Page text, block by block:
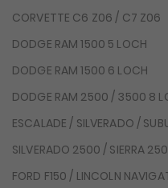
CORVETTE C6 Z06 / C7 Z06
DODGE RAM 1500 5 LOCH
DODGE RAM 1500 6 LOCH
DODGE RAM 2500 / 3500 8
ESCALADE / SILVERADO /
SILVERADO 2500 / SIERRA
FORD F150 / LINCOLN